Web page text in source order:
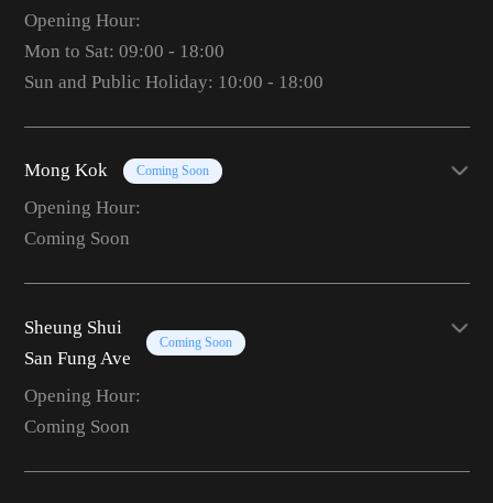
Opening Hour:
Mon to Sat: 09:00 - 18:00
Sun and Public Holiday: 10:00 - 18:00
Mong Kok Coming Soon
Opening Hour:
Coming Soon
Sheung Shui
San Fung Ave
Coming Soon
Opening Hour:
Coming Soon